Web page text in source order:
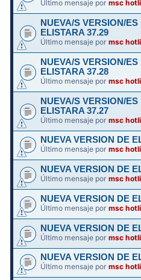
Último mensaje pormsc
NUEVA/S VERSION/
ELISTARA 37.29
Último mensaje pormsc
NUEVA/S VERSION/
ELISTARA 37.28
Último mensaje pormsc
NUEVA/S VERSION/
ELISTARA 37.27
Último mensaje pormsc
NUEVA VERSION DE
Último mensaje pormsc
NUEVA VERSION DE
Último mensaje pormsc
NUEVA VERSION DE
Último mensaje pormsc
NUEVA VERSION DE
Último mensaje pormsc
NUEVA VERSION DE
Último mensaje pormsc